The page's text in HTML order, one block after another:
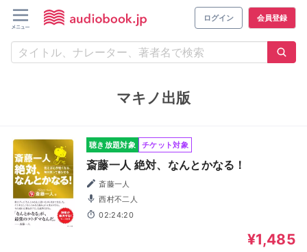
ログイン 会員登録
マキノ出版
聴き放題対象 チケット対象
斎藤一人 絶対、なんとかなる！
斎藤一人
西村不二人
02:24:20
¥1,485